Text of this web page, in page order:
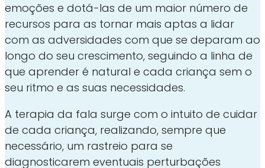
emoções e dotá-las de um maior número de
recursos para as tornar mais aptas a lidar
com as adversidades com que se deparam ao
longo do seu crescimento, seguindo a linha de
que aprender é natural e cada criança sem o
seu ritmo e as suas necessidades.
A terapia da fala surge com o intuito de cuidar
de cada criança, realizando, sempre que
necessário, um rastreio para se
diagnosticarem eventuais perturbações